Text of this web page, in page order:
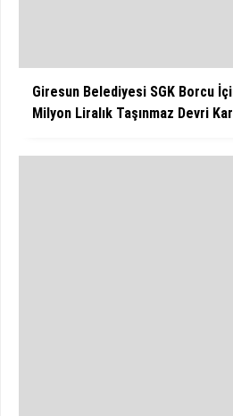
Giresun Belediyesi SGK Borcu
Milyon Liralık Taşınmaz Devri